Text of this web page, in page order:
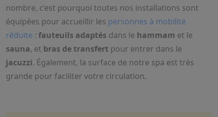
nombre, c’est pourquoi toutes nos installations sont
équipées pour accueillir les personnes à mobilité
réduite : fauteuils adaptés dans le hammam et le
sauna, et bras de transfert pour entrer dans le
jacuzzi. Également, la surface de notre spa est très
grande pour faciliter votre circulation.